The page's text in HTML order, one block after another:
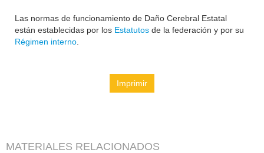
Las normas de funcionamiento de Daño Cerebral Estatal
están establecidas por los Estatutos de la federación y por su
Régimen interno
Imprimir
MATERIALES RELACIONADOS